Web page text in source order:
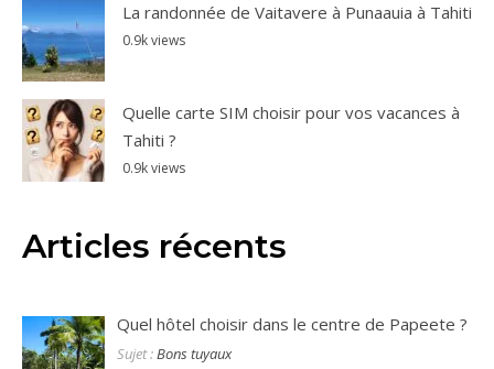
La randonnée de Vaitavere à Punaauia à Tahiti
0.9k views
Quelle carte SIM choisir pour vos vacances à
Tahiti ?
0.9k views
Articles récents
Quel hôtel choisir dans le centre de Papeete ?
Sujet :Bons tuyaux